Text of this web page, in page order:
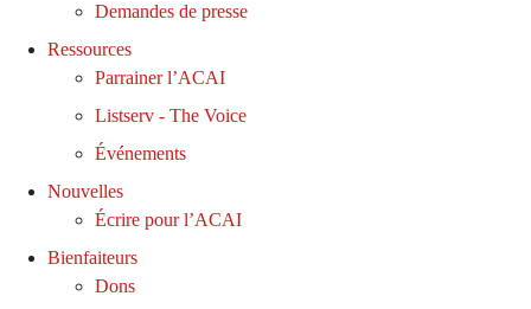
Demandes de presse
Ressources
Parrainer l’ACAI
Listserv - The Voice
Événements
Nouvelles
Écrire pour l’ACAI
Bienfaiteurs
Dons